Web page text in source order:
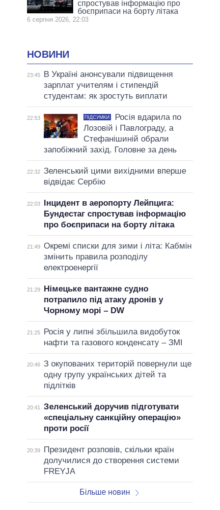
спростував інформацію про
боєприпаси на борту літака
6 серпня 2026, 22:03
НОВИНИ
23:45
В Україні анонсували підвищення
зарплат учителям і стипендій
студентам: як зростуть виплати
22:53 ПІДСУМКИ
Росія вдарила по
Лозовій і Павлограду, а
Стефанішиній обрали
запобіжний захід. Головне за день
22:32 Зеленський цими вихідними вперше
відвідає Сербію
22:03
Інцидент в аеропорту Лейпцига:
Бундестаг спростував інформацію
про боєприпаси на борту літака
21:49 Окремі списки для зими і літа: Кабмін
змінить правила розподілу
електроенергії
21:29
Німецьке вантажне судно
потрапило під атаку дронів у
Чорному морі – DW
21:25
Росія у липні збільшила видобуток
нафти та газового конденсату – ЗМІ
20:46 З окупованих територій повернули ще
одну групу українських дітей та
підлітків
20:41
Зеленський доручив підготувати
«спеціальну санкційну операцію»
проти росії
20:39
Президент розповів, скільки країн
долучилися до створення системи
FREYJA
Більше новин